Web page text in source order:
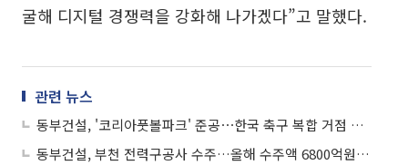
굴해 디지털 경쟁력을 강화해 나가겠다”고 말했다.
관련 뉴스
동부건설, '코리아풋볼파크' 준공⋯한국 축구 복합 거점 완성
동부건설, 부천 전력구공사 수주…올해 수주액 6800억원 기록